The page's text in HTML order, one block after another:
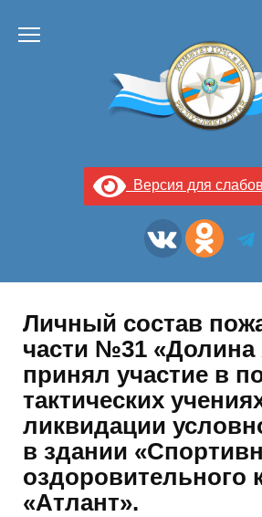
Версия для
Личный состав
части №31 «Долина
принял участие в
тактических
ликвидации
в здании
оздоровительного
«Атлант».